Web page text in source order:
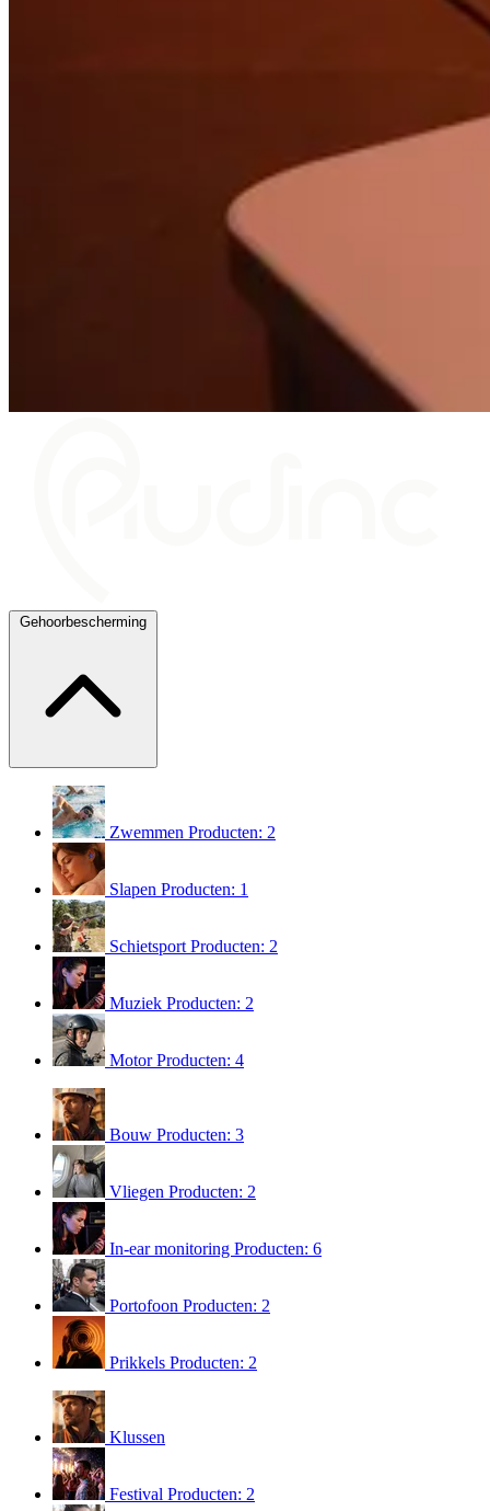
Gehoorbescherming
Zwemmen Producten: 2
Slapen Producten: 1
Schietsport Producten: 2
Muziek Producten: 2
MotorProducten: 4
Bouw Producten: 3
Vliegen Producten: 2
In-ear monitoring Producten: 6
Portofoon Producten: 2
Prikkels Producten: 2
Klussen
Festival Producten: 2